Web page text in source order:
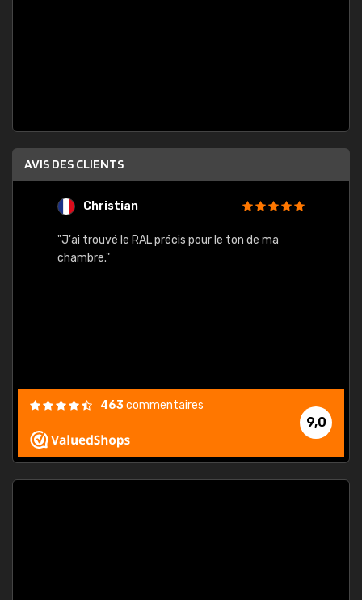
AVIS DES CLIENTS
Christian
"J'ai trouvé le RAL précis pour le ton de ma
chambre."
9,0
463commentaires